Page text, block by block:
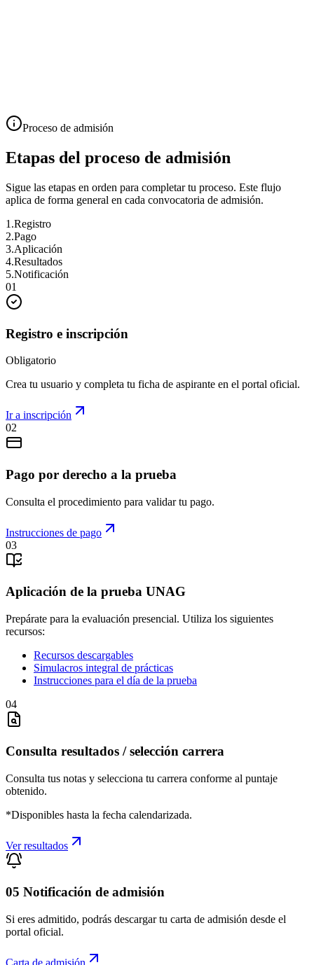
Proceso de admisión
Etapas del proceso de admisión
Sigue las etapas en orden para completar tu proceso. Este flujo
aplica de forma general en cada convocatoria de admisión.
1.Registro
2.Pago
3.Aplicación
4.Resultados
5.Notificación
01
Registro e inscripción
Obligatorio
Crea tu usuario y completa tu ficha de aspirante en el portal oficial.
Ir a inscripción
02
Pago por derecho a la prueba
Consulta el procedimiento para validar tu pago.
Instrucciones de pago
03
Aplicación de la prueba UNAG
Prepárate para la evaluación presencial. Utiliza los siguientes
recursos:
Recursos descargables
Simulacros integral de prácticas
Instrucciones para el día de la prueba
04
Consulta resultados / selección carrera
Consulta tus notas y selecciona tu carrera conforme al puntaje
obtenido.
*Disponibles hasta la fecha calendarizada.
Ver resultados
05 Notificación de admisión
Si eres admitido, podrás descargar tu carta de admisión desde el
portal oficial.
Carta de admisión